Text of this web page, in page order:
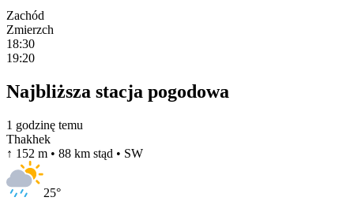
Zachód
Zmierzch
18:30
19:20
Najbliższa stacja pogodowa
1 godzinę temu
Thakhek
↑ 152 m • 88 km stąd • SW
25°